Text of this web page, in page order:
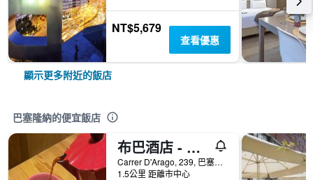
NT$5,679
查看優惠
顯示更多附近的飯店
巴塞隆納的便宜飯店
布巴酒店 - 巴塞隆拿
Carrer D'Arago, 239, 巴塞隆納, 西班牙
1.5公里 距離市中心